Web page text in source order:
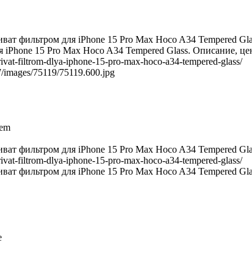
фильтром для iPhone 15 Pro Max Hoco A34 Tempered
iPhone 15 Pro Max Hoco A34 Tempered Glass. Описание,
filtrom-dlya-iphone-15-pro-max-hoco-a34-tempered-glass/
75119/75119.600.jpg
фильтром для iPhone 15 Pro Max Hoco A34 Tempered
filtrom-dlya-iphone-15-pro-max-hoco-a34-tempered-glass/
фильтром для iPhone 15 Pro Max Hoco A34 Tempered